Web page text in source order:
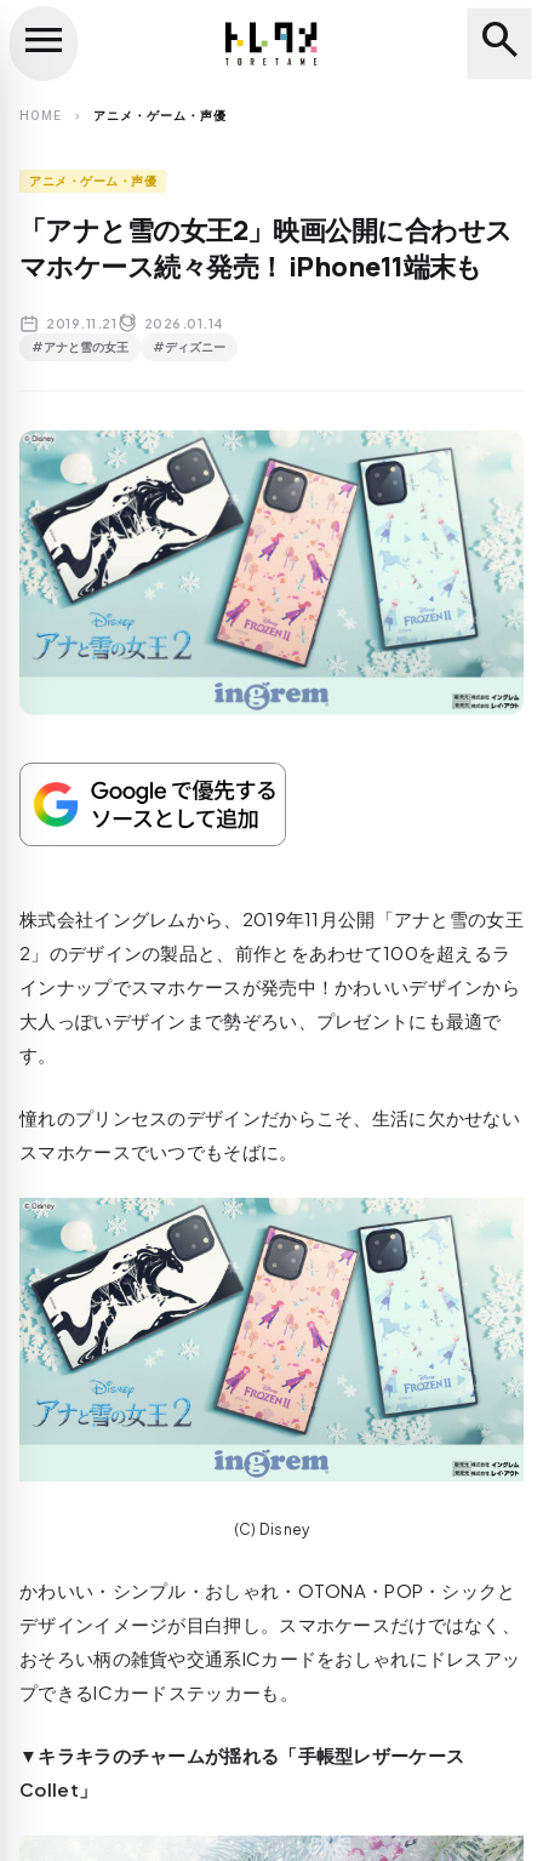
search
menu search
HOME chevron_right アニメ・ゲーム・声優
アニメ・ゲーム・声優
「アナと雪の女王2」映画公開に合わせス
マホケース続々発売！ iPhone11端末も
2019.11.21 2026.01.14
#アナと雪の女王 #ディズニー
株式会社イングレムから、2019年11月公開「アナと雪の女王
2」のデザインの製品と、前作とをあわせて100を超えるラ
インナップでスマホケースが発売中！かわいいデザインから
大人っぽいデザインまで勢ぞろい、プレゼントにも最適で
す。
憧れのプリンセスのデザインだからこそ、生活に欠かせない
スマホケースでいつでもそばに。
(C) Disney
かわいい・シンプル・おしゃれ・OTONA・POP・シックと
デザインイメージが目白押し。スマホケースだけではなく、
おそろい柄の雑貨や交通系ICカードをおしゃれにドレスアッ
プできるICカードステッカーも。
▼キラキラのチャームが揺れる「手帳型レザーケース
Collet」